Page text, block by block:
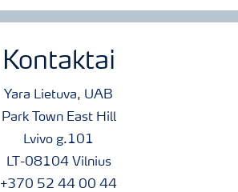
Kontaktai
Yara Lietuva, UAB
Park Town East Hill
Lvivo g.101
LT-08104 Vilnius
+370 52 44 00 44